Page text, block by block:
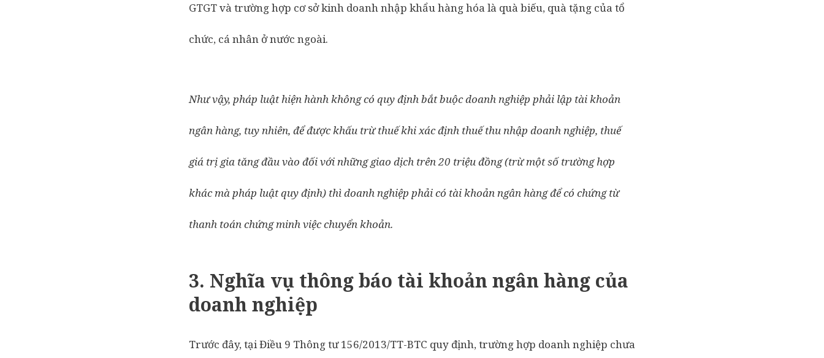
GTGT và trường hợp cơ sở kinh doanh nhập khẩu hàng hóa là quà biếu, quà tặng của tổ
chức, cá nhân ở nước ngoài.
Như vậy, pháp luật hiện hành không có quy định bắt buộc doanh nghiệp phải lập tài khoản
ngân hàng, tuy nhiên, để được khấu trừ thuế khi xác định thuế thu nhập doanh nghiệp, thuế
giá trị gia tăng đầu vào đối với những giao dịch trên 20 triệu đồng (trừ một số trường hợp
khác mà pháp luật quy định) thì doanh nghiệp phải có tài khoản ngân hàng để có chứng từ
thanh toán chứng minh việc chuyển khoản.
3. Nghĩa vụ thông báo tài khoản ngân hàng của
doanh nghiệp
Trước đây, tại Điều 9 Thông tư 156/2013/TT-BTC quy định, trường hợp doanh nghiệp chưa